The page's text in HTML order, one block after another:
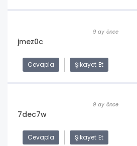
9 ay önce
jmez0c
Cevapla Şikayet Et
9 ay önce
7dec7w
Cevapla Şikayet Et